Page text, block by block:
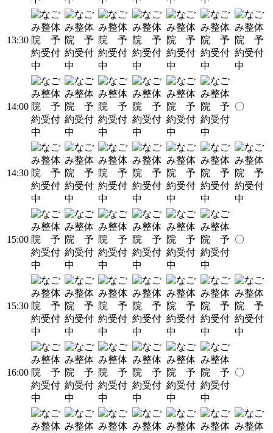
13:30
14:00 〇
14:30
15:00 〇
15:30
16:00 〇